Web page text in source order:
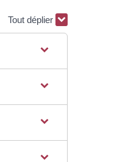
Tout déplier